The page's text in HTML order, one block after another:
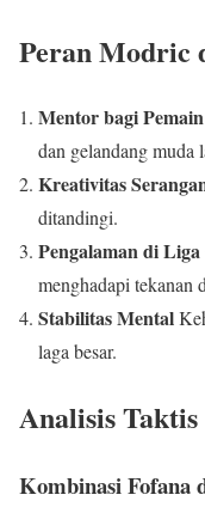
Peran Modric
Mentor bagi
dan gelandang muda
Kreativitas
ditandingi.
Pengalaman di
menghadapi tekanan
Stabilitas Mental
laga besar.
Analisis Taktis
Kombinasi Fofana